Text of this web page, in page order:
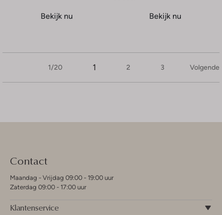
Bekijk nu Bekijk nu
1/20 1 2 3 Volgende
Contact
Maandag - Vrijdag 09:00 - 19:00 uur
Zaterdag 09:00 - 17:00 uur
Klantenservice